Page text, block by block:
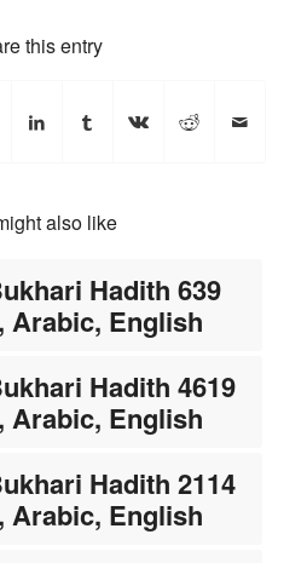
this entry
also like
Hadith 639
Arabic, English
Hadith 4619
Arabic, English
Hadith 2114
Arabic, English